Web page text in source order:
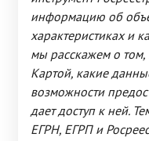
информацию об
характеристиках и
мы расскажем о том,
Картой, какие
возможности
дает доступ к ней.
ЕГРН, ЕГРП и